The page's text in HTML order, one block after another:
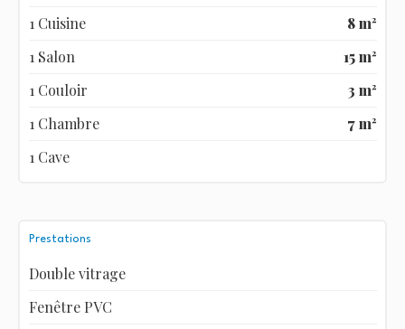
1 Cuisine
8 m²
1 Salon
15 m²
1 Couloir
3 m²
1 Chambre
7 m²
1 Cave
Prestations
Double vitrage
Fenêtre PVC